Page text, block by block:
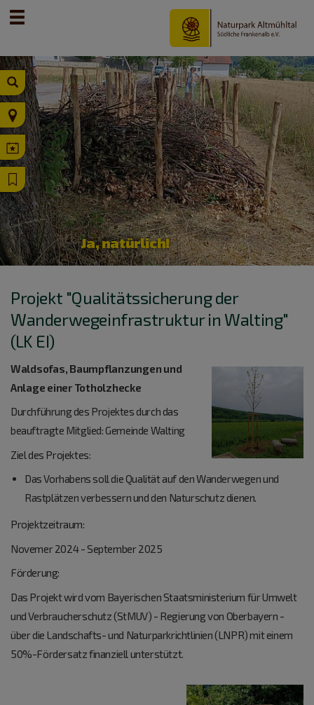
Ja, natürlich!
Projekt "Qualitätssicherung der
Wanderwegeinfrastruktur in Walting"
(LK EI)
Waldsofas, Baumpflanzungen und
Anlage einer Totholzhecke
Durchführung des Projektes durch das
beauftragte Mitglied: Gemeinde Walting
Ziel des Projektes:
Das Vorhabens soll die Qualität auf den Wanderwegen und
Rastplätzen verbessern und den Naturschutz dienen.
Projektzeitraum:
Novemer 2024 - September 2025
Förderung:
Das Projekt wird vom Bayerischen Staatsministerium für Umwelt
und Verbraucherschutz (StMUV) - Regierung von Oberbayern -
über die Landschafts- und Naturparkrichtlinien (LNPR) mit einem
50%-Fördersatz finanziell unterstützt.